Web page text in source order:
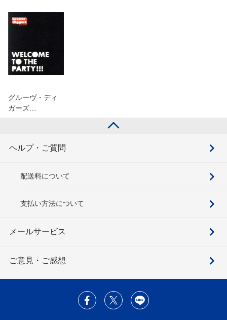
グルーヴ・ディ
ガーズ…
ヘルプ・ご質問
配送料について
支払い方法について
メールサービス
ご意見・ご感想